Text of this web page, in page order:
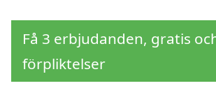
Få 3 erbjudanden, gratis
förpliktelser